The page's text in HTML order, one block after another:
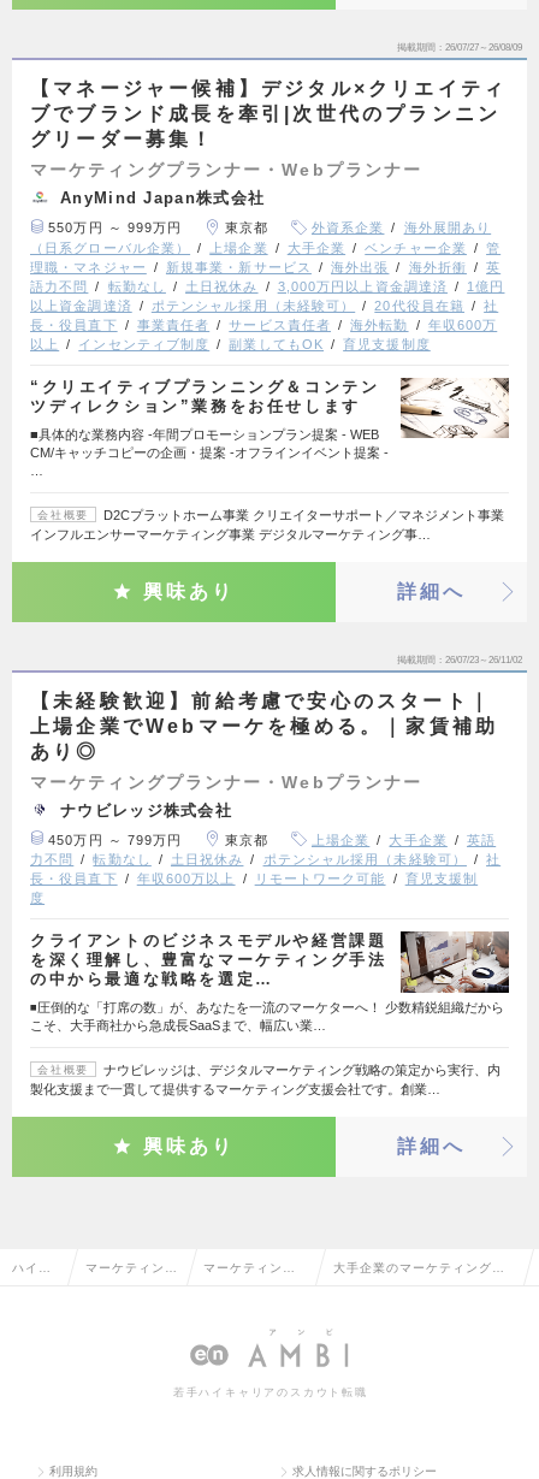
掲載期間 26/07/27～26/08/09
【マネージャー候補】デジタル×クリエイティ
ブでブランド成長を牽引|次世代のプランニン
グリーダー募集！
マーケティングプランナー・Webプランナー
AnyMind Japan株式会社
550万円 ～ 999万円 東京都 外資系企業
海外展開あり
（日系グローバル企業）
上場企業 大手企業 ベンチャー企業
管
理職・マネジャー
新規事業・新サービス 海外出張 海外折衝
英
語力不問
転勤なし 土日祝休み 3,000万円以上資金調達済
1億円
以上資金調達済
ポテンシャル採用（未経験可） 20代役員在籍
社
長・役員直下
事業責任者 サービス責任者 海外転勤
年収600万
以上
インセンティブ制度 副業してもOK 育児支援制度
“クリエイティブプランニング＆コンテン
ツディレクション”業務をお任せします
■具体的な業務内容 -年間プロモーションプラン提案 - WEB
CM/キャッチコピーの企画・提案 -オフラインイベント提案 -
会社概要
D2Cプラットホーム事業 クリエイターサポート／マネジメント事業
インフルエンサーマーケティング事業 デジタルマーケティング事…
興味あり 詳細へ
掲載期間 26/07/23～26/11/02
【未経験歓迎】前給考慮で安心のスタート｜
上場企業でWebマーケを極める。｜家賃補助
あり◎
マーケティングプランナー・Webプランナー
ナウビレッジ株式会社
450万円 ～ 799万円 東京都 上場企業 大手企業
英語
力不問
転勤なし 土日祝休み ポテンシャル採用（未経験可）
社
長・役員直下
年収600万以上 リモートワーク可能
育児支援制
度
クライアントのビジネスモデルや経営課題
を深く理解し、豊富なマーケティング手法
の中から最適な戦略を選定…
◾️圧倒的な「打席の数」が、あなたを一流のマーケターへ！ 少数精鋭組織だから
こそ、大手商社から急成長SaaSまで、幅広い業…
会社概要
ナウビレッジは、デジタルマーケティング戦略の策定から実行、内
製化支援まで一貫して提供するマーケティング支援会社です。創業…
興味あり 詳細へ
ハイク マーケティン マーケティング
bプランナー
大手企業のマーケティングプ
転職・求人情報一覧
若手ハイキャリアのスカウト転職
利用規約 求人情報に関するポリシー